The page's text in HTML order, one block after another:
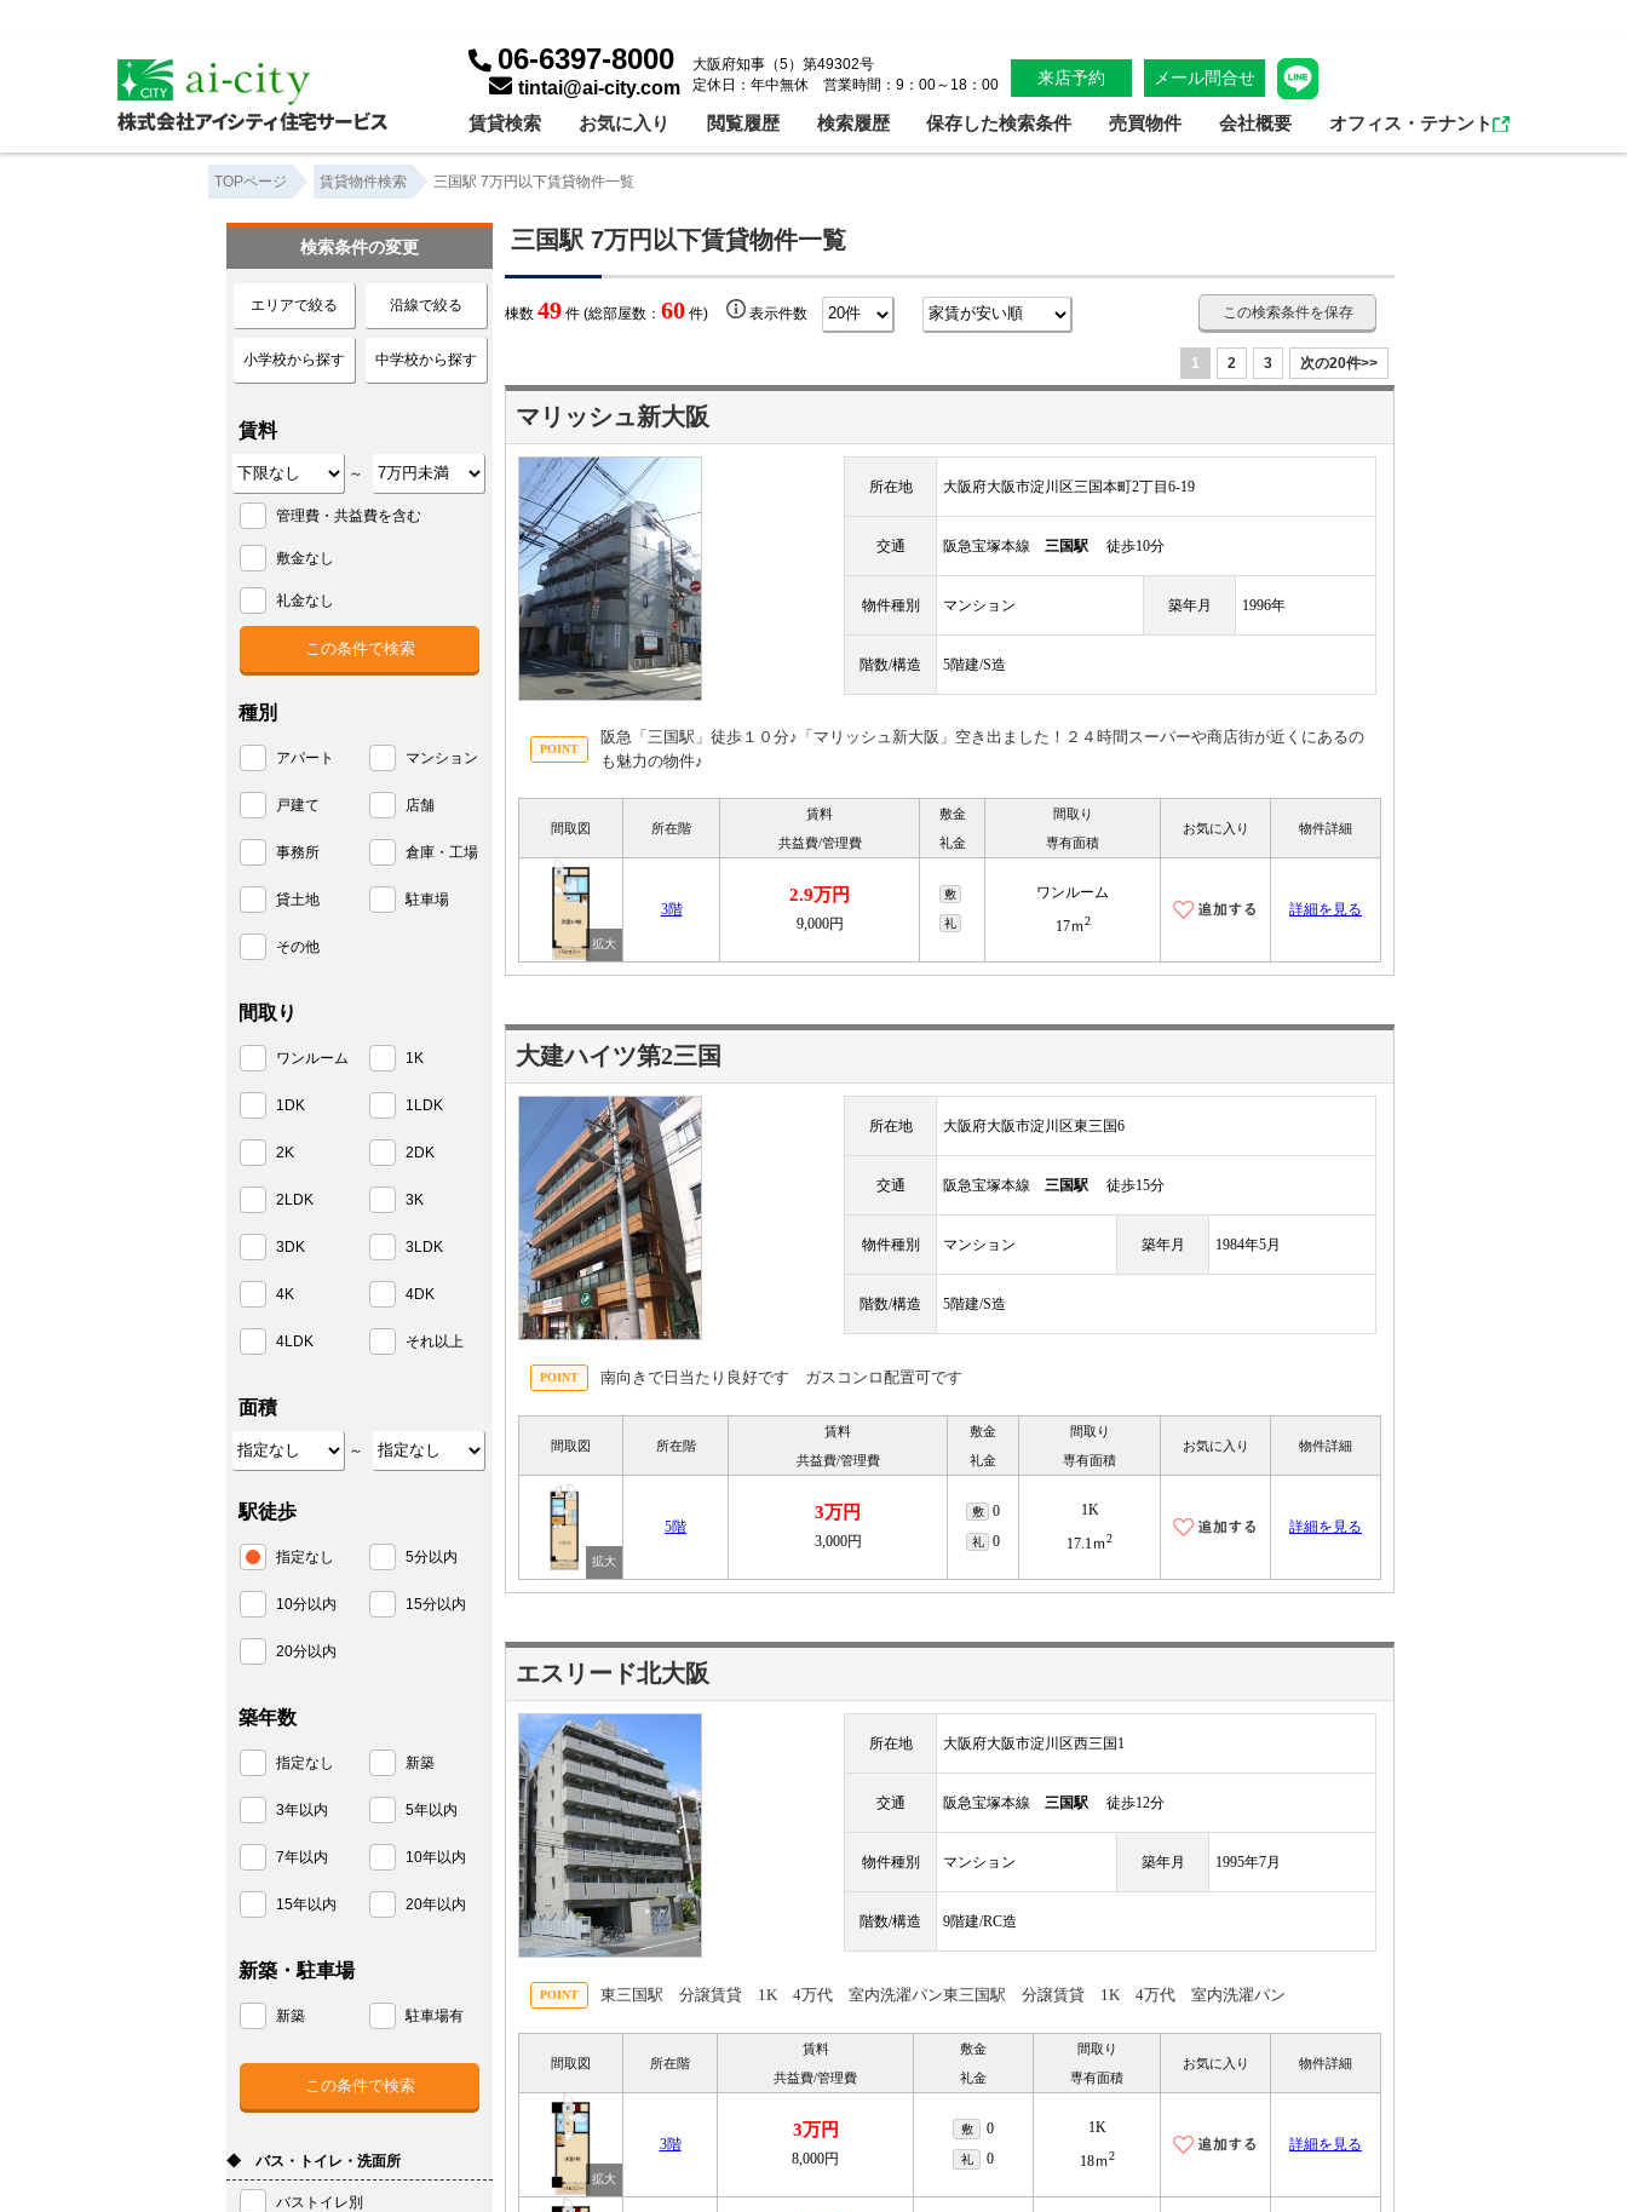
06-6397-8000
tintai@ai-city.com
大阪府知事（5）第49302号
定休日：年中無休 営業時間：9：00～18：00
来店予約 メール問合せ
賃貸検索 お気に入り 閲覧履歴 検索履歴 保存した検索条件 売買物件 会社概要 オフィス・テナント
TOPページ 賃貸物件検索 三国駅 7万円以下賃貸物件一覧
三国駅 7万円以下賃貸物件一覧
棟数 49 件 (総部屋数： 60 件) 表示件数 この検索条件を保存
1 2 3 次の20件>>
マリッシュ新大阪
所在地 大阪府大阪市淀川区三国本町2丁目6-19
交通 阪急宝塚本線 三国駅 徒歩10分
物件種別 マンション 築年月 1996年
階数/構造 5階建/S造
阪急「三国駅」徒歩１０分♪「マリッシュ新大阪」空き出ました！２４時間スーパーや商店街が近くにあるの
も魅力の物件♪
間取図 所在階
賃料
共益費/管理費
敷金
礼金
間取り
専有面積
お気に入り 物件詳細
3階
2.9万円
9,000円
敷
礼
ワンルーム
17ｍ2
詳細を見る
大建ハイツ第2三国
所在地 大阪府大阪市淀川区東三国6
交通 阪急宝塚本線 三国駅 徒歩15分
物件種別 マンション 築年月 1984年5月
階数/構造 5階建/S造
南向きで日当たり良好です ガスコンロ配置可です
間取図 所在階
賃料
共益費/管理費
敷金
礼金
間取り
専有面積
お気に入り 物件詳細
5階
3万円
3,000円
敷 0
礼 0
1K
17.1ｍ2
詳細を見る
エスリード北大阪
所在地 大阪府大阪市淀川区西三国1
交通 阪急宝塚本線 三国駅 徒歩12分
物件種別 マンション 築年月 1995年7月
階数/構造 9階建/RC造
東三国駅 分譲賃貸 1K 4万代 室内洗濯パン東三国駅 分譲賃貸 1K 4万代 室内洗濯パン
間取図 所在階
賃料
共益費/管理費
敷金
礼金
間取り
専有面積
お気に入り 物件詳細
3階
3万円
8,000円
敷 0
礼 0
1K
18ｍ2
詳細を見る
検索条件の変更
エリアで絞る 沿線で絞る
小学校から探す 中学校から探す
賃料
～
管理費・共益費を含む
敷金なし
礼金なし
種別
アパート マンション
戸建て 店舗
事務所 倉庫・工場
貸土地 駐車場
その他
間取り
ワンルーム 1K
1DK 1LDK
2K 2DK
2LDK 3K
3DK 3LDK
4K 4DK
4LDK それ以上
面積
～
駅徒歩
指定なし 5分以内
10分以内 15分以内
20分以内
築年数
指定なし 新築
3年以内 5年以内
7年以内 10年以内
15年以内 20年以内
新築・駐車場
新築 駐車場有
◆ バス・トイレ・洗面所
バストイレ別